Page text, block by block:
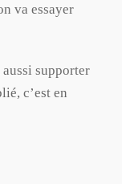
va essayer
supporter
c’est en